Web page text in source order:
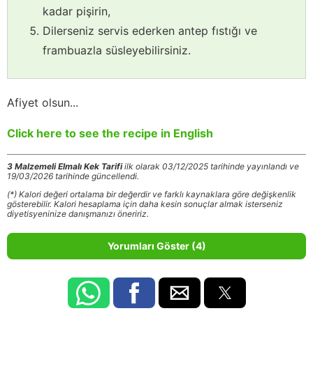
kadar pişirin,
Dilerseniz servis ederken antep fıstığı ve
frambuazla süsleyebilirsiniz.
Afiyet olsun...
Click here to see the recipe in English
3 Malzemeli Elmalı Kek Tarifiilk olarak 03/12/2025 tarihinde yayınlandı ve
19/03/2026 tarihinde güncellendi.
(*) Kalori değeri ortalama bir değerdir ve farklı kaynaklara göre değişkenlik
gösterebilir. Kalori hesaplama için daha kesin sonuçlar almak isterseniz
diyetisyeninize danışmanızı öneririz.
Yorumları Göster (4)